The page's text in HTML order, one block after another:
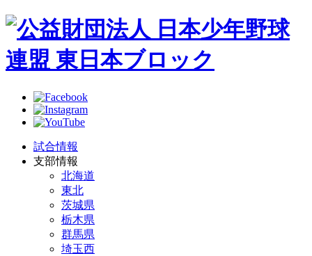
試合情報
支部情報
北海道
東北
茨城県
栃木県
群馬県
埼玉西